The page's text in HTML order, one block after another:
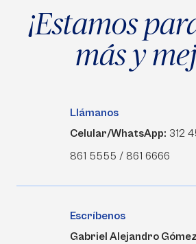
¡Estamos
más y
Llámanos
Celular/WhatsApp: 312
861 5555 / 861 6666
Escríbenos
Gabriel Alejandro